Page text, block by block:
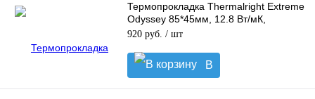
Термопрокладка Thermalright Extreme
Odyssey 85*45мм, 12.8 Вт/мК,
толщина 2.5мм.
920 руб. / шт
В
корзину